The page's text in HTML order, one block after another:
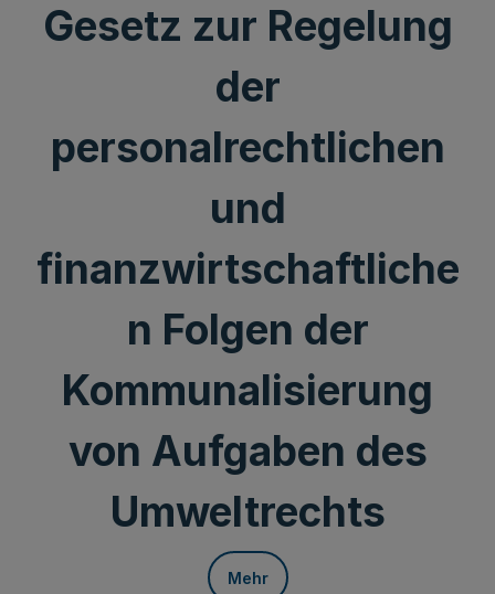
Gesetz zur Regelung
der
personalrechtlichen
und
finanzwirtschaftliche
n Folgen der
Kommunalisierung
von Aufgaben des
Umweltrechts
Mehr